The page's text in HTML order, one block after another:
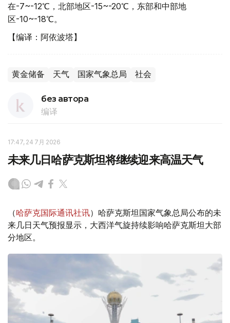
在-7~-12℃，北部地区-15~-20℃，东部和中部地
区-10~-18℃。
【编译：阿依波塔】
黄金储备 天气 国家气象总局 社会
без автора
编译
17:47, 24 7月 2026
未来几日哈萨克斯坦将继续迎来高温天气
（哈萨克国际通讯社讯）哈萨克斯坦国家气象总局公布的未
来几日天气预报显示，大西洋气旋持续影响哈萨克斯坦大部
分地区。